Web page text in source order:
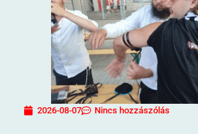
2026-08-07 Nincs hozzászólás